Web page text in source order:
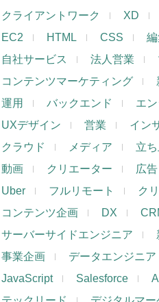
クライアントワーク
XD
EC2
HTML CSS
自社サービス
法人営業
コンテンツマーケティング
運用
バックエンド エ
UXデザイン
営業 イン
クラウド
メディア 立
動画
クリエーター 広告
Uber
フルリモート ク
コンテンツ企画
DX
サーバーサイドエンジニア
事業企画
データエンジニア
JavaScript
Salesforce AI